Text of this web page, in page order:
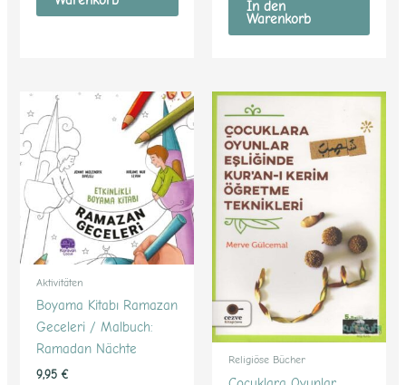
In den
Warenkorb
Aktivitäten
Boyama Kitabı Ramazan
Geceleri / Malbuch:
Ramadan Nächte
9,95 €
Dieses
Produkt
weist
mehrere
Varianten
auf.
Die
Optionen
Produktseite
Religiöse Bücher